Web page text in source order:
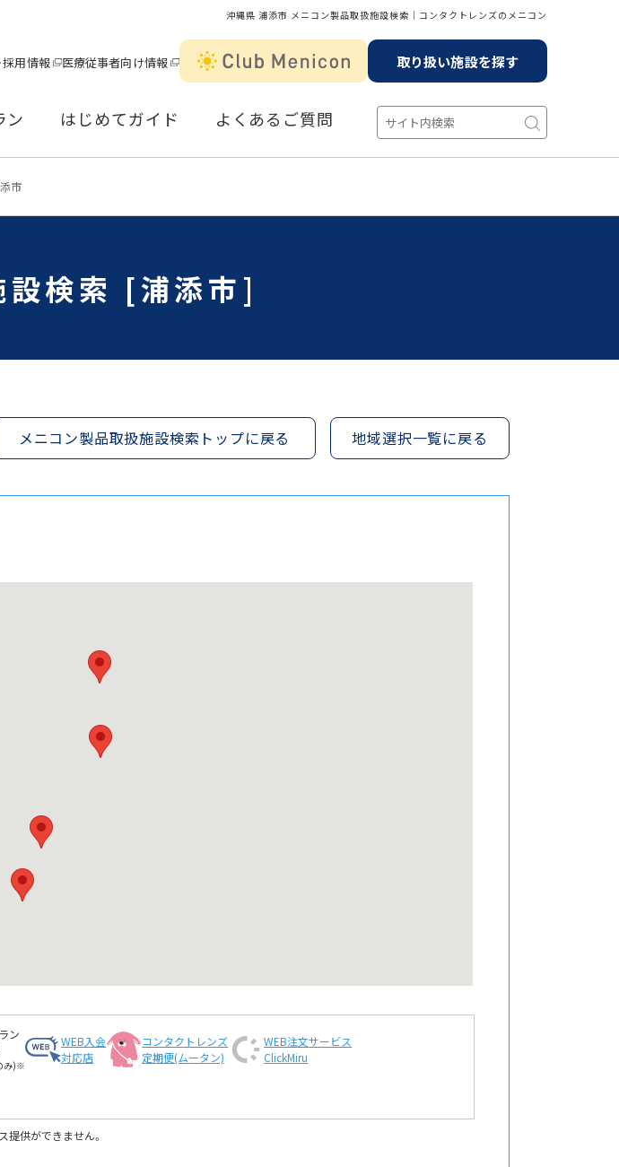
沖縄県 浦添市 メニコン製品取扱施設検索│コンタクトレンズのメニコン
採用情報 医療従事者向け情報 取り扱い施設を探す
ン はじめてガイド よくあるご質問
市
設検索 [浦添市]
メニコン製品取扱施設検索トップに戻る 地域選択一覧に戻る
ン
み)※
WEB入会
対応店
コンタクトレンズ
定期便(ムータン)
WEB注文サービス
ClickMiru
提供ができません。